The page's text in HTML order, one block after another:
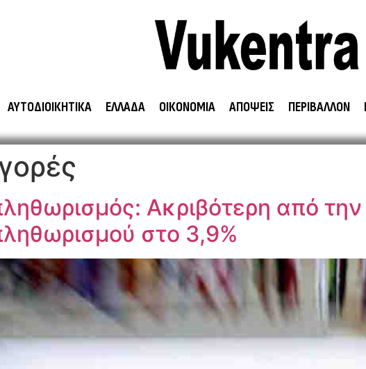
ΑΥΤΟΔΙΟΙΚΗΤΙΚΑ ΕΛΛΑΔΑ ΟΙΚΟΝΟΜΙΑ ΑΠΟΨΕΙΣ ΠΕΡΙΒΑΛΛΟΝ
Ακριβότερη από
στο 3,9%